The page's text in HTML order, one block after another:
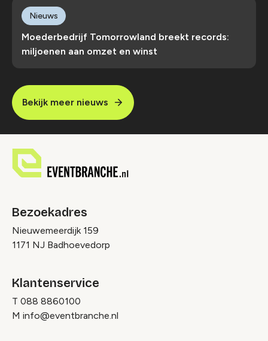
Moederbedrijf Tomorrowland breekt records:
miljoenen aan omzet en winst
Nieuws
Bekijk meer nieuws
Bezoekadres
Nieuwemeerdijk 159
1171 NJ Badhoevedorp
Klantenservice
T 088 8860100
M info@eventbranche.nl